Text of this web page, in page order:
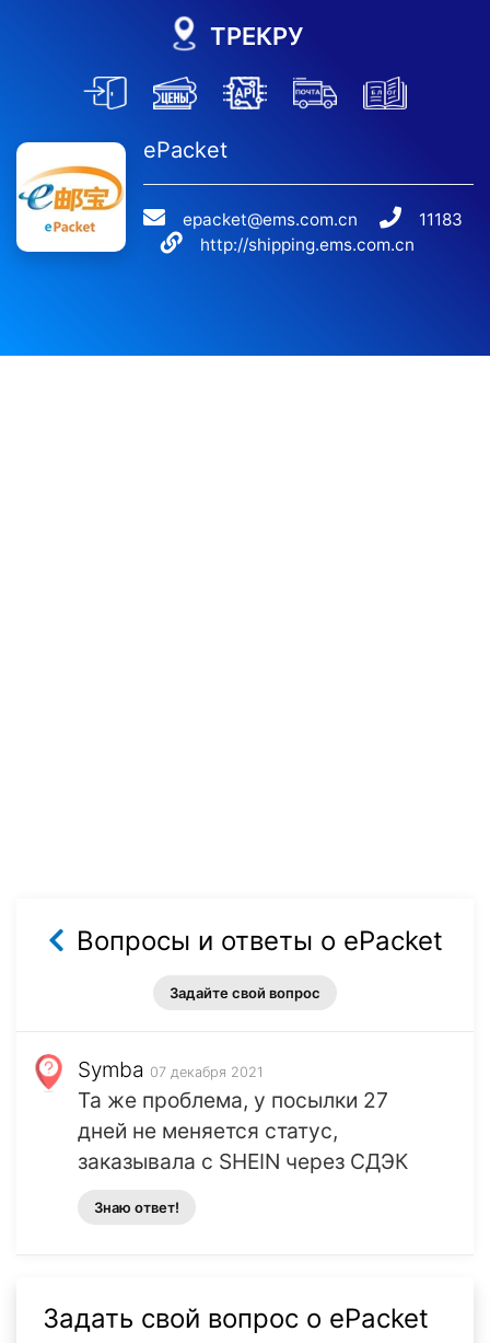
ТРЕКРУ
ePacket
epacket@ems.com.cn
11183
http://shipping.ems.com.cn
Вопросы и ответы о ePacket
Задайте свой вопрос
Symba 07 декабря 2021
Та же проблема, у посылки 27
дней не меняется статус,
заказывала с SHEIN через СДЭК
Знаю ответ!
Задать свой вопрос о ePacket